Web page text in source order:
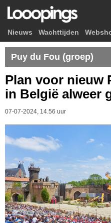
Nieuws Wachttijden
Puy du Fou (groep)
Plan voor nieuw
in België alweer
07-07-2024, 14.56 uur